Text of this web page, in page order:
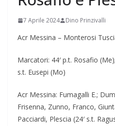
7 Aprile 2024 Dino Prinzivalli
Acr Messina – Monterosi
Marcatori: 44′ p.t. Rosafio
s.t. Eusepi (Mo)
Acr Messina: Fumagalli E.;
Frisenna, Zunno, Franco,
Pacciardi, Plescia (24′ s.t.